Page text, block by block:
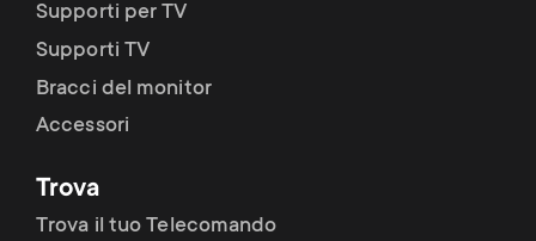
Supporti per TV
Supporti TV
Bracci del monitor
Accessori
Trova
Trova il tuo Telecomando